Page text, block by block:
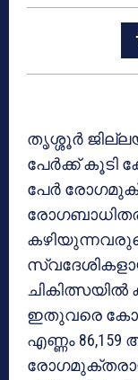
തൃശ്ശൂർ
പേർക്ക് കൂടി
പേർ
ചികിത്സയിൽ
ഇതുവരെ
എണ്ണം